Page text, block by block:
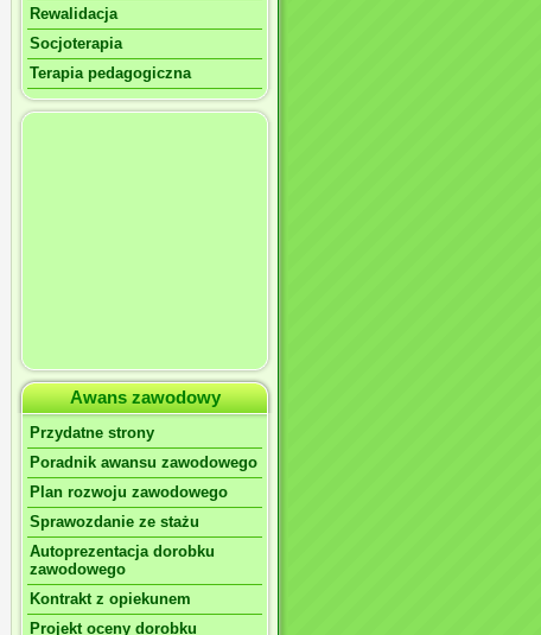
Rewalidacja
Socjoterapia
Terapia pedagogiczna
Awans zawodowy
Przydatne strony
Poradnik awansu zawodowego
Plan rozwoju zawodowego
Sprawozdanie ze stażu
Autoprezentacja dorobku
zawodowego
Kontrakt z opiekunem
Projekt oceny dorobku